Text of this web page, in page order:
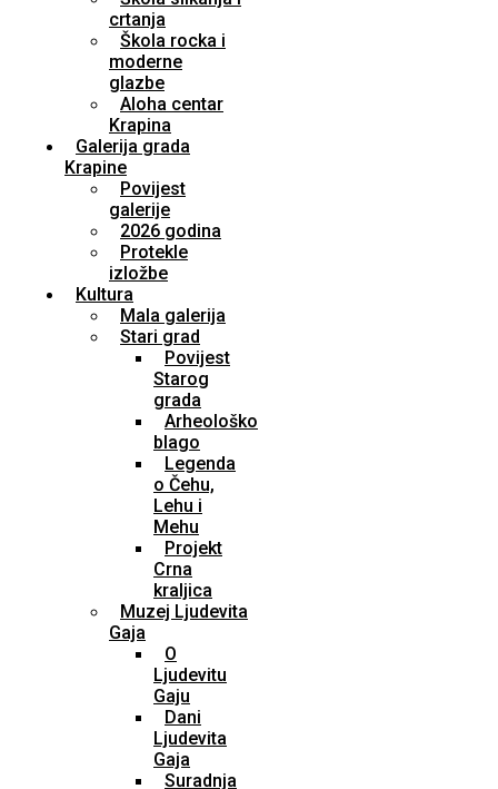
crtanja
Škola rocka i
moderne
glazbe
Aloha centar
Krapina
Galerija grada
Krapine
Povijest
galerije
2026 godina
Protekle
izložbe
Kultura
Mala galerija
Stari grad
Povijest
Starog
grada
Arheološko
blago
Legenda
o Čehu,
Lehu i
Mehu
Projekt
Crna
kraljica
Muzej Ljudevita
Gaja
O
Ljudevitu
Gaju
Dani
Ljudevita
Gaja
Suradnja